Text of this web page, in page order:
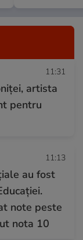
11:31
artista
pentru
11:13
au fost
note peste
nota 10